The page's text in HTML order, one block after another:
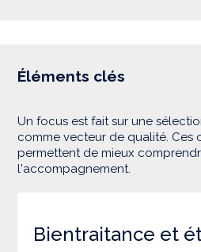
Éléments clés
Un focus est fait sur une
comme vecteur de qualité. Ces
permettent de mieux
l'accompagnement.
Bientraitance et